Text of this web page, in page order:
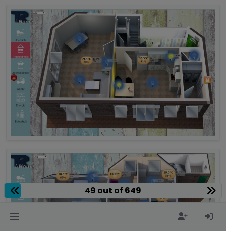
49 out of 649